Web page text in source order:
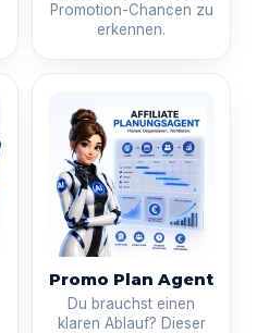
Promotion-Chancen zu
erkennen.
Promo Plan Agent
Du brauchst einen
klaren Ablauf? Dieser